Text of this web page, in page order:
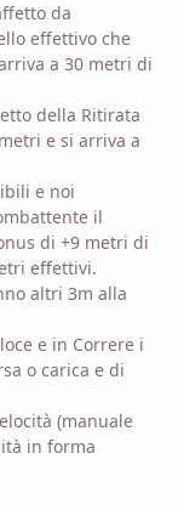
da
effettivo che
a 30 metri di
della Ritirata
e si arriva a
e noi
il
di +9 metri di
effettivi.
altri 3m alla
e in Correre i
o carica e di
(manuale
in forma